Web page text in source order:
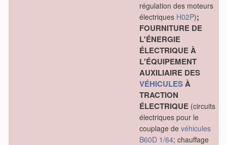
régulation des moteurs
électriques H02P);
FOURNITURE DE
L'ÉNERGIE
ÉLECTRIQUE À
L'ÉQUIPEMENT
AUXILIAIRE DES
VÉHICULESÀ
TRACTION
ÉLECTRIQUE (circuits
électriques pour le
couplage de véhicules
B60D 1/64; chauffage